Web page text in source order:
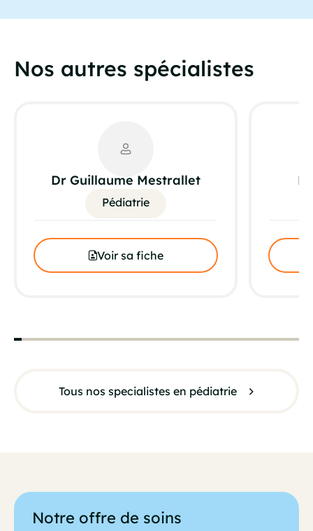
Nos autres spécialistes
Tous nos specialistes en pédiatrie
Dr Guillaume Mestrallet
Pédiatrie
Voir sa fiche
Notre offre de soins